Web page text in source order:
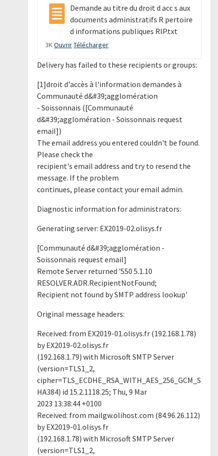
Demande au titre du droit d acc s aux
documents administratifs R pertoire
d informations publiques RIP.txt
3K OuvrirTélécharger
Delivery has failed to these recipients or groups:
[1]droit d'accès à l'information demandes à
Communauté d&#39;agglomération
- Soissonnais ([Communauté
d&#39;agglomération - Soissonnais request
email])
The email address you entered couldn't be found.
Please check the
recipient's email address and try to resend the
message. If the problem
continues, please contact your email admin.
Diagnostic information for administrators:
Generating server: EX2019-02.olisys.fr
[Communauté d&#39;agglomération -
Soissonnais request email]
Remote Server returned '550 5.1.10
RESOLVER.ADR.RecipientNotFound;
Recipient not found by SMTP address lookup'
Original message headers:
Received: from EX2019-01.olisys.fr (192.168.1.78)
by EX2019-02.olisys.fr
(192.168.1.79) with Microsoft SMTP Server
(version=TLS1_2,
cipher=TLS_ECDHE_RSA_WITH_AES_256_GCM_S
HA384) id 15.2.1118.25; Thu, 9 Mar
2023 13:38:44 +0100
Received: from mailgw.olihost.com (84.96.26.112)
by EX2019-01.olisys.fr
(192.168.1.78) with Microsoft SMTP Server
(version=TLS1_2,